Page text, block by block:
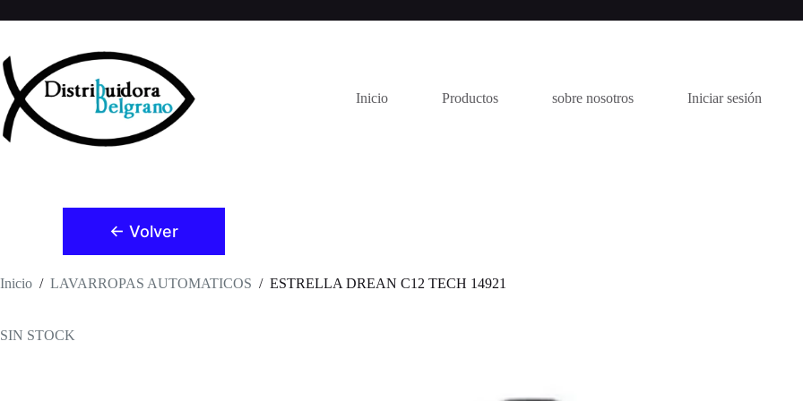
al
Inicio Productos sobre nosotros Iniciar sesión
← Volver
Inicio / LAVARROPAS AUTOMATICOS / ESTRELLA DREAN C12 TECH 14921
SIN STOCK